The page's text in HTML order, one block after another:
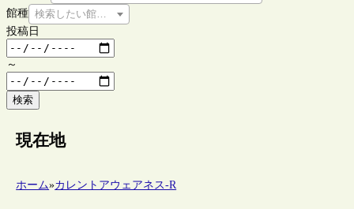
館種 検索したい館種を選択してください
投稿日
～
検索
現在地
ホーム»カレントアウェアネス-R